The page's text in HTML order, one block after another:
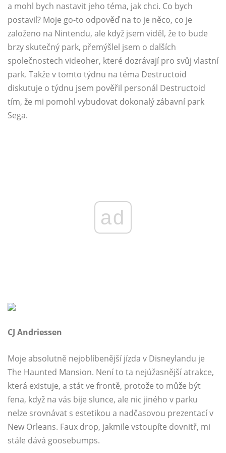
a mohl bych nastavit jeho téma, jak chci. Co bych
postavil? Moje go-to odpověď na to je něco, co je
založeno na Nintendu, ale když jsem viděl, že to bude
brzy skutečný park, přemýšlel jsem o dalších
společnostech videoher, které dozrávají pro svůj vlastní
park. Takže v tomto týdnu na téma Destructoid
diskutuje o týdnu jsem pověřil personál Destructoid
tím, že mi pomohl vybudovat dokonalý zábavní park
Sega.
ad
CJ Andriessen
Moje absolutně nejoblíbenější jízda v Disneylandu je
The Haunted Mansion. Není to ta nejúžasnější atrakce,
která existuje, a stát ve frontě, protože to může být
fena, když na vás bije slunce, ale nic jiného v parku
nelze srovnávat s estetikou a nadčasovou prezentací v
New Orleans. Faux drop, jakmile vstoupíte dovnitř, mi
stále dává goosebumps.